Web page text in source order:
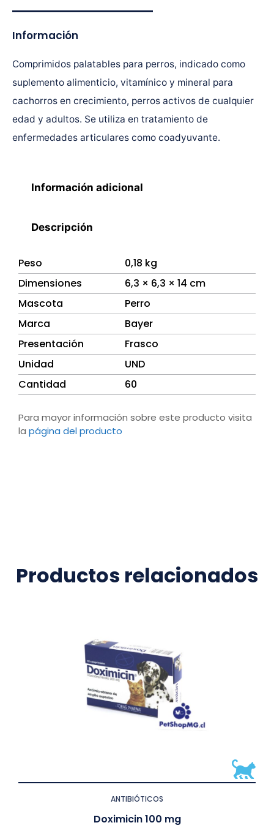
Información
Comprimidos palatables para perros, indicado como
suplemento alimenticio, vitamínico y mineral para
cachorros en crecimiento, perros activos de cualquier
edad y adultos. Se utiliza en tratamiento de
enfermedades articulares como coadyuvante.
Información adicional
Descripción
Peso
0,18 kg
Dimensiones
6,3 × 6,3 × 14 cm
Mascota
Perro
Marca
Bayer
Presentación
Frasco
Unidad
UND
Cantidad
60
Para mayor información sobre este producto visita
la página del producto
Productos relacionados
ANTIBIÓTICOS
Doximicin 100 mg